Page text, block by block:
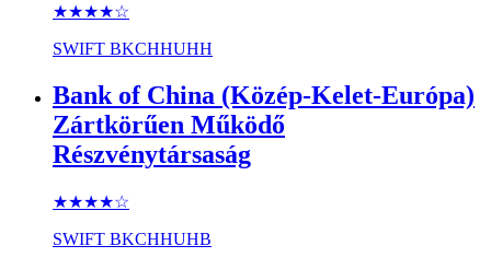
★★★★☆
SWIFT BKCHHUHH
Bank of China (Közép-Kelet-Európa)
Zártkörűen Működő
Részvénytársaság
★★★★☆
SWIFT BKCHHUHB